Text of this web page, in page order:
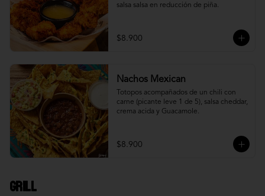
salsa salsa en reducción de piña.
$8.900
Nachos Mexican
Totopos acompañados de un chili con
carne (picante leve 1 de 5), salsa cheddar,
crema acida y Guacamole.
$8.900
Grill